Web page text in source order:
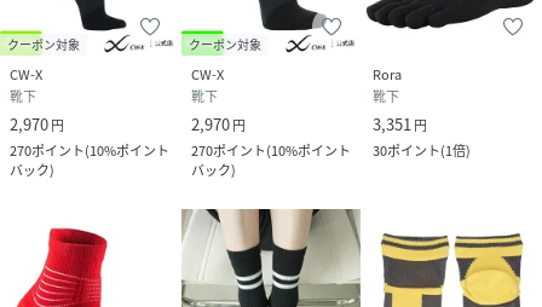
クーポン対象
CW-X
靴下
2,970円
270ポイント(10%ポイント
バック)
クーポン対象
CW-X
靴下
2,970円
270ポイント(10%ポイント
バック)
Rora
靴下
3,351円
30ポイント(1倍)